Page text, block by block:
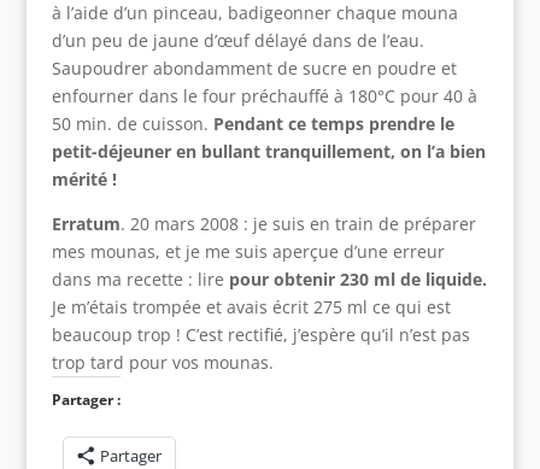
à l’aide d’un pinceau, badigeonner chaque mouna
d’un peu de jaune d’œuf délayé dans de l’eau.
Saupoudrer abondamment de sucre en poudre et
enfourner dans le four préchauffé à 180°C pour 40 à
50 min. de cuisson. Pendant ce temps prendre le
petit-déjeuner en bullant tranquillement, on l’a bien
mérité !
Erratum. 20 mars 2008 : je suis en train de préparer
mes mounas, et je me suis aperçue d’une erreur
dans ma recette : lire pour obtenir 230 ml de liquide.
Je m’étais trompée et avais écrit 275 ml ce qui est
beaucoup trop ! C’est rectifié, j’espère qu’il n’est pas
trop tard pour vos mounas.
Partager :
Partager